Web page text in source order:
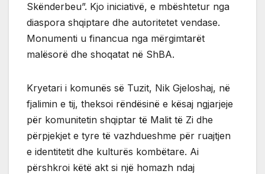
Skënderbeu”. Kjo iniciativë, e mbështetur nga
diaspora shqiptare dhe autoritetet vendase.
Monumenti u financua nga mërgimtarët
malësorë dhe shoqatat në ShBA.
Kryetari i komunës së Tuzit, Nik Gjeloshaj, në
fjalimin e tij, theksoi rëndësinë e kësaj ngjarjeje
për komunitetin shqiptar të Malit të Zi dhe
përpjekjet e tyre të vazhdueshme për ruajtjen
e identitetit dhe kulturës kombëtare. Ai
përshkroi këtë akt si një homazh ndaj